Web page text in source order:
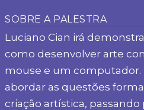
SOBRE A PALESTRA
Luciano Cian irá
como desenvolver arte
mouse e um computador.
abordar as questões
criação artística, passando